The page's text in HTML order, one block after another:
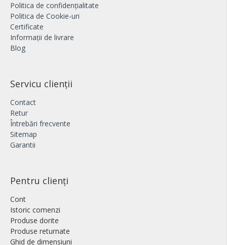
Politica de confidențialitate
Politica de Cookie-uri
Certificate
Informații de livrare
Blog
Servicu clienții
Contact
Retur
Întrebări frecvente
Sitemap
Garantii
Pentru clienți
Cont
Istoric comenzi
Produse dorite
Produse returnate
Ghid de dimensiuni